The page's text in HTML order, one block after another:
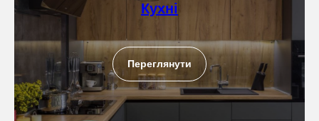
Кухні
Переглянути